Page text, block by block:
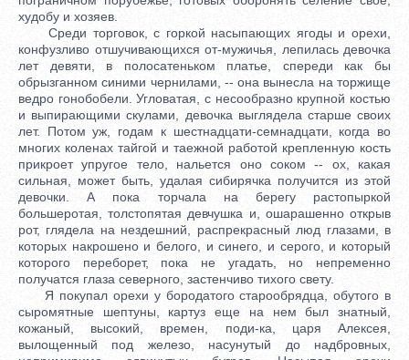
худобу и хозяев.
Среди торговок, с горкой насыпающих ягоды и орехи,
конфузливо отшучивающихся от-мужичья, лепилась девочка
лет девяти, в полосатеньком платье, спереди как бы
обрызганном синими чернилами, -- она вынесла на торжище
ведро гонобобели. Угловатая, с несообразно крупной костью
и выпирающими скулами, девочка выглядела старше своих
лет. Потом уж, годам к шестнадцати-семнадцати, когда во
многих коленах тайгой и таежной работой крепленную кость
прикроет упругое тело, нальется оно соком -- ох, какая
сильная, может быть, удалая сибирячка получится из этой
девочки. А пока торчала на берегу растопыркой
большеротая, толстопятая девчушка и, ошарашенно открыв
рот, глядела на нездешний, распрекрасный люд глазами, в
которых накрошено и белого, и синего, и серого, и который
которого переборет, пока не угадать, но непременно
получатся глаза северного, застенчиво тихого свету.
Я покупал орехи у бородатого старообрядца, обутого в
сыромятные шептуны, картуз еще на нем был знатный,
кожаный, высокий, времен, поди-ка, царя Алексея,
вылощенный под железо, насунутый до надбровных,